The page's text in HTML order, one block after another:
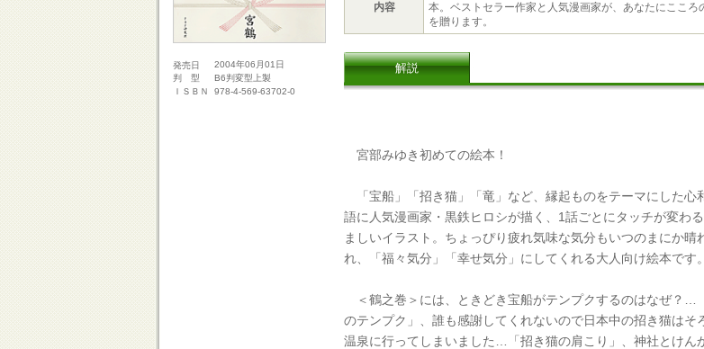
発売日
2004年06月01日
判 型
B6判変型上製
ＩＳＢＮ
978-4-569-63702-0
内容
本。ベストセラー作家と人気漫画家が、あなたにこころ
を贈ります。
解説
宮部みゆき初めての絵本！
「宝船」「招き猫」「竜」など、縁起ものをテーマにした心
語に人気漫画家・黒鉄ヒロシが描く、1話ごとにタッチが変わ
ましいイラスト。ちょっぴり疲れ気味な気分もいつのまにか晴
れ、「福々気分」「幸せ気分」にしてくれる大人向け絵本です。
＜鶴之巻＞には、ときどき宝船がテンプクするのはなぜ？…
のテンプク」、誰も感謝してくれないので日本中の招き猫はそ
温泉に行ってしまいました…「招き猫の肩こり」、神社とけん